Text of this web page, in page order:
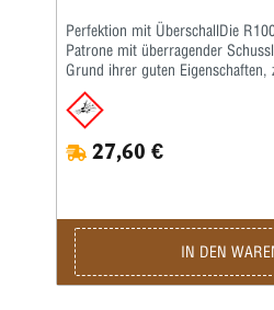
Perfektion mit ÜberschallDie
Patrone mit überragender
Grund ihrer guten Eigenschaften,
Geschwindigkeit im
erfolgreichen Sportschützen
oder 100 m die R100 ist für
bietet eine hohe Präzision beim
oder Pistole. Die R100 gehört zu
Matchless Precision •
Gewehr / Pistole • Bleifrei: Nein •
Anwendungsgebiete: Training,
Kleinkaliber 100 m liegend,
27,60 €
IN DEN